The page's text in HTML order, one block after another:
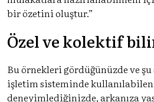
bir özetini oluştur.”
Özel ve kolektif
Bu örnekleri gördüğünüzde ve şu
işletim sisteminde kullanılabilen
deneyimlediğinizde, arkanıza